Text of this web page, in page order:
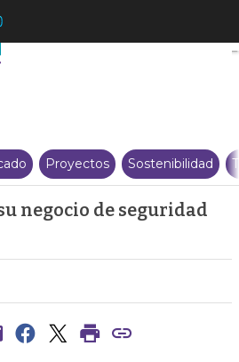
Oracle potencia su negocio de
Proyectos Sostenibilidad
negocio de seguridad